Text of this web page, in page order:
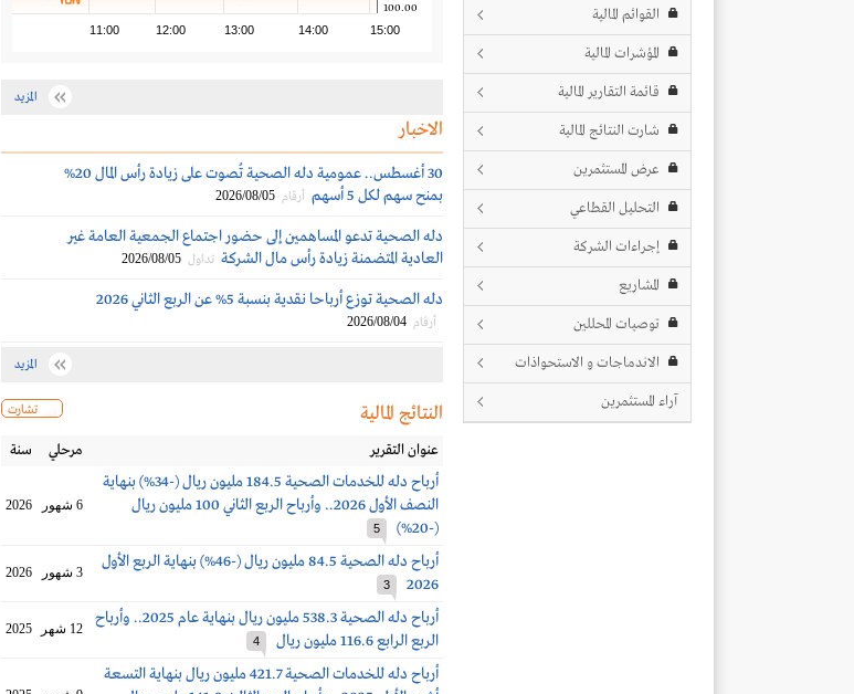
القوائم المالية
المؤشرات المالية
قائمة التقارير المالية
شارت النتائج المالية
عرض المستثمرين
التحليل القطاعي
إجراءات الشركة
المشاريع
توصيات المحللين
الاندماجات و الاستحواذات
آراء المستثمرين
11:00 12:00 13:00 14:00 15:00
100.00
المزيد
الاخبار
30 أغسطس.. عمومية دله الصحية تُصوت على زيادة رأس المال 20%
بمنح سهم لكل 5 أسهم
أرقام 2026/08/05
دله الصحية تدعو المساهمين إلى حضور اجتماع الجمعية العامة غير
العادية المتضمنة زيادة رأس مال الشركة تداول 2026/08/05
دله الصحية توزع أرباحا نقدية بنسبة 5% عن الربع الثاني 2026
أرقام 2026/08/04
المزيد
تشارت النتائج المالية
عنوان التقرير مرحلي سنة
أرباح دله للخدمات الصحية 184.5 مليون ريال (-34%) بنهاية
النصف الأول 2026.. وأرباح الربع الثاني 100 مليون ريال
(-20%)
5
6 شهور 2026
أرباح دله الصحية 84.5 مليون ريال (-46%) بنهاية الربع الأول
2026
3
3 شهور 2026
أرباح دله الصحية 538.3 مليون ريال بنهاية عام 2025.. وأرباح
الربع الرابع 116.6 مليون ريال
4
12 شهر 2025
أرباح دله للخدمات الصحية 421.7 مليون ريال بنهاية التسعة